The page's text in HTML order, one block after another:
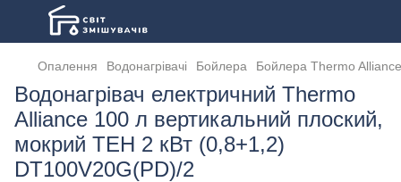
Опалення Водонагрівачі Бойлера Бойлера Thermo
Водонагрівач електричний Thermo
Alliance 100 л вертикальний плоский,
мокрий ТЕН 2 кВт (0,8+1,2)
DT100V20G(PD)/2